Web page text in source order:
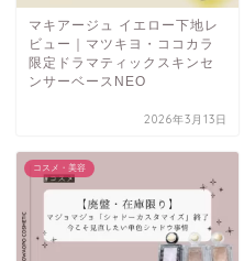
マキアージュ イエロー下地レ
ビュー｜マツキヨ・ココカラ
限定ドラマティックスキンセ
ンサーベースNEO
2026年3月13日
コスメ・美容